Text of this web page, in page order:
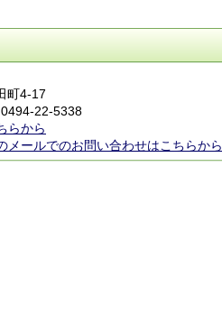
町4-17
0494-22-5338
らから
メールでのお問い合わせはこちらから